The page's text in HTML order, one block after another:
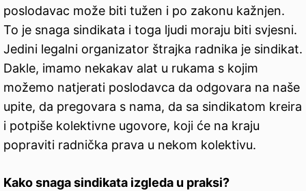
poslodavac može biti tužen i po zakonu kažnjen.
To je snaga sindikata i toga ljudi moraju biti svjesni.
Jedini legalni organizator štrajka radnika je sindikat.
Dakle, imamo nekakav alat u rukama s kojim
možemo natjerati poslodavca da odgovara na naše
upite, da pregovara s nama, da sa sindikatom kreira
i potpiše kolektivne ugovore, koji će na kraju
popraviti radnička prava u nekom kolektivu.
Kako snaga sindikata izgleda u praksi?